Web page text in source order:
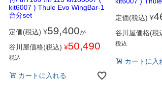
kit6007 ) Thule Evo WingBar-1
台分set
定価(税込) ¥59,400が
谷川屋価格(税込) ¥50,490
税込
カートに入れる
定価(税込) ¥
谷川屋価格(税
税込
カートに入